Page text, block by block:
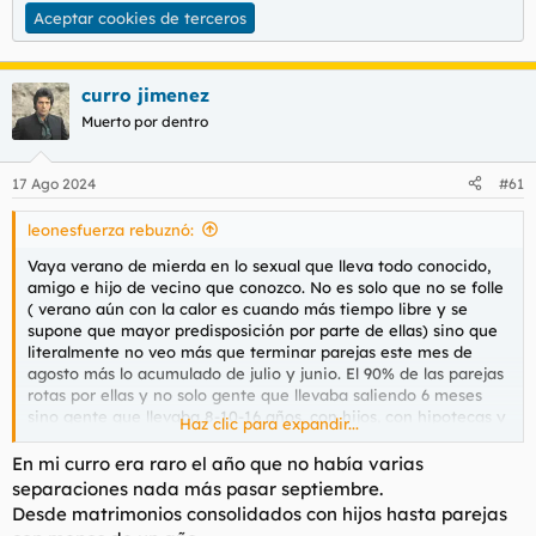
Aceptar cookies de terceros
Aceptar cookies de terceros
curro jimenez
Muerto por dentro
17 Ago 2024 #61
leonesfuerza rebuznó:
Vaya verano de mierda en lo sexual que lleva todo conocido,
amigo e hijo de vecino que conozco. No es solo que no se folle
( verano aún con la calor es cuando más tiempo libre y se
supone que mayor predisposición por parte de ellas) sino que
literalmente no veo más que terminar parejas este mes de
agosto más lo acumulado de julio y junio. El 90% de las parejas
rotas por ellas y no solo gente que llevaba saliendo 6 meses
sino gente que llevaba 8-10-16 años, con hijos, con hipotecas y
ala a tomar por culo todo por su santo chocho de putas.
Ninguna con causa justificada, muchas del palo no soy feliz y
mi felicidad va por encima de todo, alguna haciendo liana con
gente del trabajo o del gym (donde voy a ver pollas)(donde
voy a ver pollas), en fin un despropósito. Me parece genial que
Haz clic para expandir...
En mi curro era raro el año que no había varias
separaciones nada más pasar septiembre.
Desde matrimonios consolidados con hijos hasta parejas